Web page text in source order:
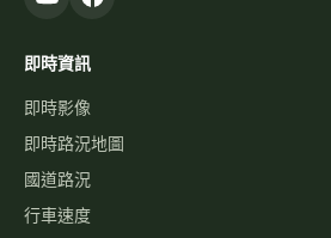
即時資訊
即時影像
即時路況地圖
國道路況
行車速度